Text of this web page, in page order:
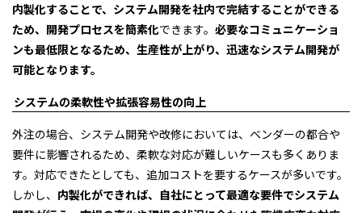
内製化することで、システム開発を社内で完結することができる
ため、開発プロセスを簡素化できます。 必要なコミュニケーショ
ンも最低限となるため、生産性が上がり、迅速なシステム開発が
可能となります。
システムの柔軟性や拡張容易性の向上
外注の場合、システム開発や改修においては、ベンダーの都合や
要件に影響されるため、柔軟な対応が難しいケースも多くありま
す。対応できたとしても、追加コストを要するケースが多いです。
しかし、 内製化ができれば、自社にとって最適な要件でシステム